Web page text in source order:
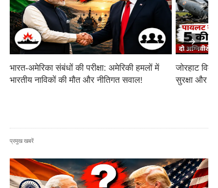
भारत-अमेरिका संबंधों की परीक्षा: अमेरिकी हमलों में
भारतीय नाविकों की मौत और नीतिगत सवाल!
जोरहाट
सुरक्षा और
प्रमुख खबरें